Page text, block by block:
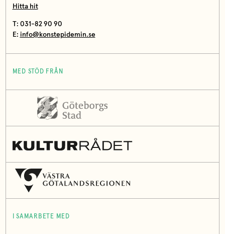
Hitta hit
T: 031-82 90 90
E: info@konstepidemin.se
MED STÖD FRÅN
I SAMARBETE MED